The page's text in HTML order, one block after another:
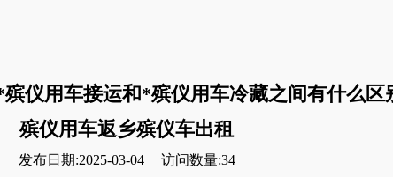
仪用车接运和*殡仪用车冷藏之间有什么区
殡仪用车返乡殡仪车出租
发布日期:2025-03-04 访问数量:34